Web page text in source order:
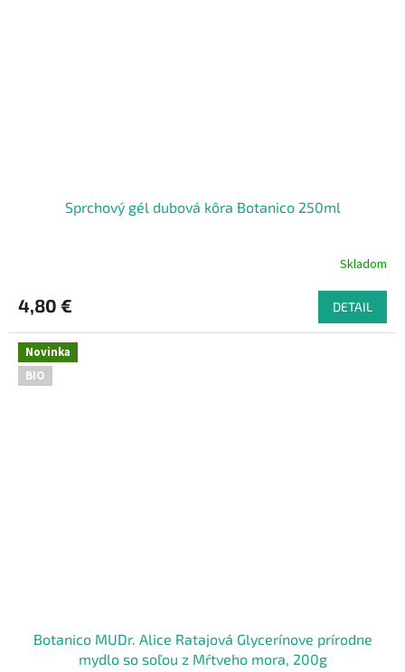
Sprchový gél dubová kôra Botanico 250ml
Skladom
4,80 € DETAIL
Novinka
BIO
Botanico MUDr. Alice Ratajová Glycerínove prírodne
mydlo so soľou z Mŕtveho mora, 200g